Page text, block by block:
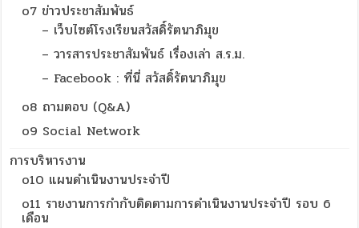
o7 ข่าวประชาสัมพันธ์
– เว็บไซต์โรงเรียนสวัสดิ์รัตนาภิมุข
– วารสารประชาสัมพันธ์ เรื่องเล่า ส.ร.ม.
– Facebook : ที่นี่ สวัสดิ์รัตนาภิมุข
o8 ถามตอบ (Q&A)
o9 Social Network
การบริหารงาน
o10 แผนดำเนินงานประจำปี
o11 รายงานการกำกับติดตามการดำเนินงานประจำปี รอบ 6
เดือน